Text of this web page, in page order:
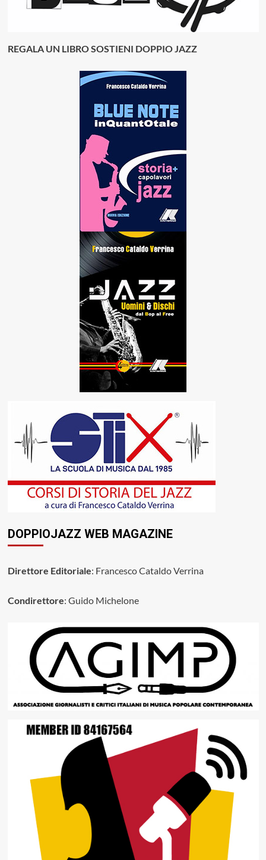
REGALA UN LIBRO SOSTIENI DOPPIO JAZZ
DOPPIOJAZZ WEB MAGAZINE
Direttore Editoriale: Francesco Cataldo Verrina
Condirettore: Guido Michelone